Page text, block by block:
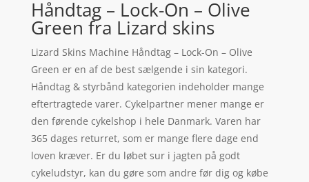
Håndtag – Lock-On – Olive
Green fra Lizard skins
Lizard Skins Machine Håndtag – Lock-On – Olive
Green er en af de best sælgende i sin kategori.
Håndtag & styrbånd kategorien indeholder mange
eftertragtede varer. Cykelpartner mener mange er
den førende cykelshop i hele Danmark. Varen har
365 dages returret, som er mange flere dage end
loven kræver. Er du løbet sur i jagten på godt
cykeludstyr, kan du gøre som andre før dig og købe